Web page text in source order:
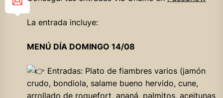
La entrada incluye:
MENÚ DÍA DOMINGO 14/08
Entradas: Plato de fiambres varios (jamón
crudo, bondiola, salame bueno hervido, cune,
arrollado de roquefort, ananá, palmitos, aceitunas